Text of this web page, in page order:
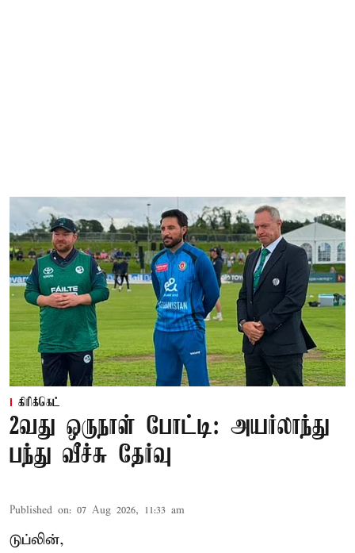
கிரிக்கெட்
2வது ஒருநாள் போட்டி: அயர்லாந்து
பந்து வீச்சு தேர்வு
Published on: 07 Aug 2026, 11:33 am
டுப்லின்,